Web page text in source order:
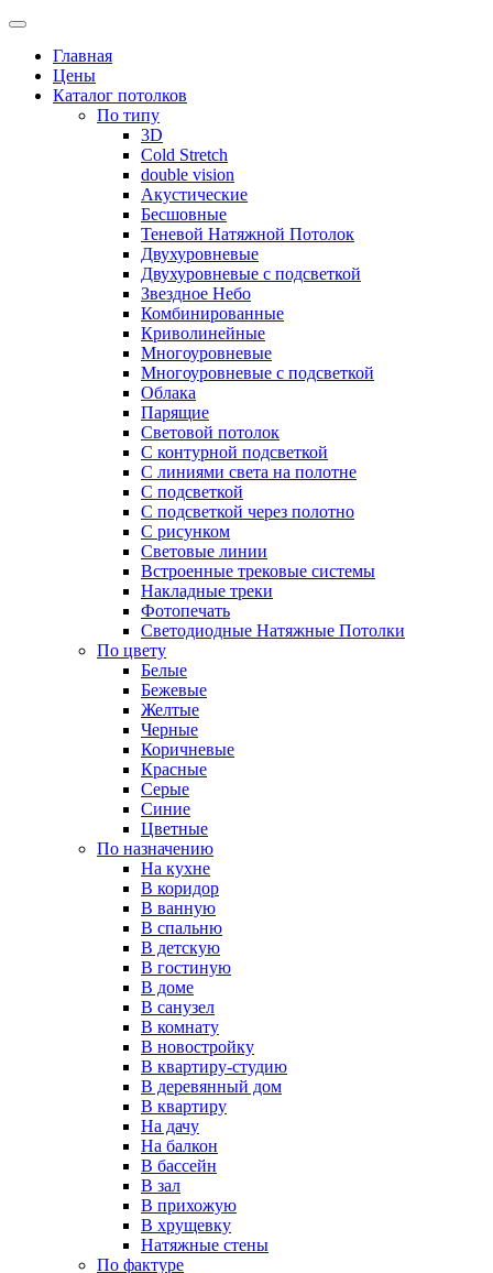
Skip
contentГлавная
Цены
Каталог потолков
По типу
3D
Cold Stretch
double vision
Акустические
Бесшовные
Теневой Натяжной Потолок
Двухуровневые
Двухуровневые с подсветкой
Звездное Небо
Комбинированные
Криволинейные
Многоуровневые
Многоуровневые с подсветкой
Облака
Парящие
Световой потолок
С контурной подсветкой
С линиями света на полотне
С подсветкой
С подсветкой через полотно
С рисунком
Световые линии
Встроенные трековые системы
Накладные треки
Фотопечать
Светодиодные Натяжные Потолки
По цвету
Белые
Бежевые
Желтые
Черные
Коричневые
Красные
Серые
Синие
Цветные
По назначению
На кухне
В коридор
В ванную
В спальню
В детскую
В гостиную
В доме
В санузел
В комнату
В новостройку
В квартиру-студию
В деревянный дом
В квартиру
На дачу
На балкон
В бассейн
В зал
В прихожую
В хрущевку
Натяжные стены
По фактуре